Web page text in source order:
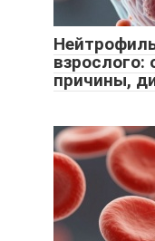
взрослого:
причины,